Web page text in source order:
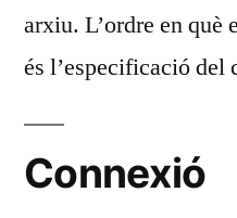
arxiu. L’ordre en què
és l’especificació del
Connexió